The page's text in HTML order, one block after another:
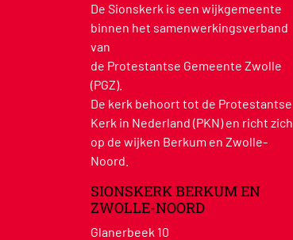
De Sionskerk is een wijkgemeente
binnen het samenwerkingsverband
van
de Protestantse Gemeente Zwolle
(PGZ).
De kerk behoort tot de Protestantse
Kerk in Nederland (PKN) en richt zich
op de wijken Berkum en Zwolle-
Noord.
SIONSKERK BERKUM EN
ZWOLLE-NOORD
Glanerbeek 10